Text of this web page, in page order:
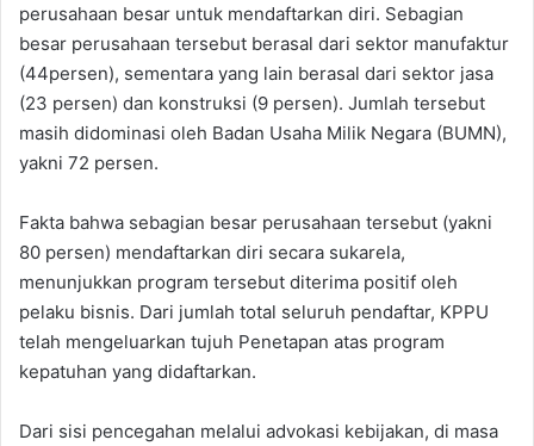
perusahaan besar untuk mendaftarkan diri. Sebagian
besar perusahaan tersebut berasal dari sektor manufaktur
(44persen), sementara yang lain berasal dari sektor jasa
(23 persen) dan konstruksi (9 persen). Jumlah tersebut
masih didominasi oleh Badan Usaha Milik Negara (BUMN),
yakni 72 persen.
Fakta bahwa sebagian besar perusahaan tersebut (yakni
80 persen) mendaftarkan diri secara sukarela,
menunjukkan program tersebut diterima positif oleh
pelaku bisnis. Dari jumlah total seluruh pendaftar, KPPU
telah mengeluarkan tujuh Penetapan atas program
kepatuhan yang didaftarkan.
Dari sisi pencegahan melalui advokasi kebijakan, di masa